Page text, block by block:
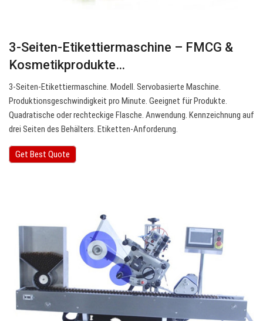
3-Seiten-Etikettiermaschine – FMCG &
Kosmetikprodukte…
3-Seiten-Etikettiermaschine. Modell. Servobasierte Maschine.
Produktionsgeschwindigkeit pro Minute. Geeignet für Produkte.
Quadratische oder rechteckige Flasche. Anwendung. Kennzeichnung auf
drei Seiten des Behälters. Etiketten-Anforderung.
Get Best Quote